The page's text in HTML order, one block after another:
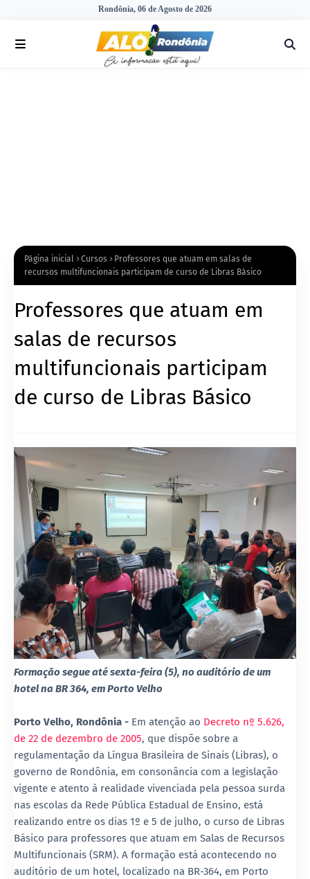
Rondônia, 06 de Agosto de 2026
Página inicial Cursos
Professores que atuam em salas de
recursos multifuncionais participam de curso de Libras Básico
Professores que atuam em
salas de recursos
multifuncionais participam
de curso de Libras Básico
Formação segue até sexta-feira (5), no auditório de um
hotel na BR 364, em Porto Velho
Porto Velho, Rondônia - Em atenção ao Decreto nº 5.626,
de 22 de dezembro de 2005, que dispõe sobre a
regulamentação da Língua Brasileira de Sinais (Libras), o
governo de Rondônia, em consonância com a legislação
vigente e atento à realidade vivenciada pela pessoa surda
nas escolas da Rede Pública Estadual de Ensino, está
realizando entre os dias 1º e 5 de julho, o curso de Libras
Básico para professores que atuam em Salas de Recursos
Multifuncionais (SRM). A formação está acontecendo no
auditório de um hotel, localizado na BR-364, em Porto